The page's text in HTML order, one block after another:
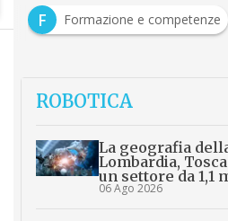
F Formazione e competenze
ROBOTICA
La geografia
Lombardia,
un settore da 1,1
06 Ago 2026